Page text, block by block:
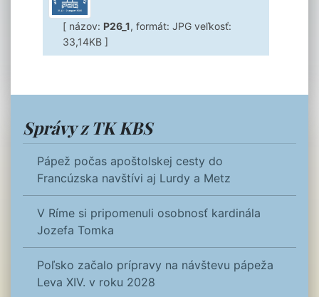
[ názov: P26_1, formát: JPG veľkosť:
33,14KB ]
Správy z TK KBS
Pápež počas apoštolskej cesty do
Francúzska navštívi aj Lurdy a Metz
V Ríme si pripomenuli osobnosť kardinála
Jozefa Tomka
Poľsko začalo prípravy na návštevu pápeža
Leva XIV. v roku 2028